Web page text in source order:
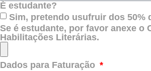
É estudante?
Sim, pretendo usufruir dos 50%
Se é estudante, por favor anexe o
Habilitações Literárias.
Dados para Faturação